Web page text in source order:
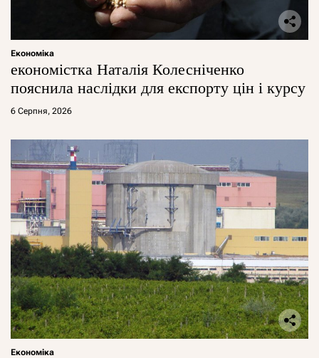
Економіка
економістка Наталія Колесніченко
пояснила наслідки для експорту цін і курсу
6 Серпня, 2026
Економіка